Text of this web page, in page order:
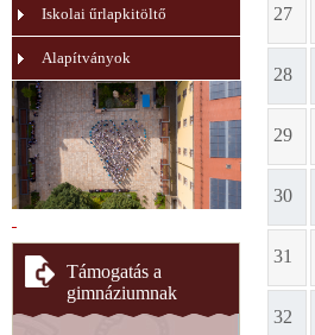
Iskolai űrlapkitöltő
Alapítványok
Támogatás a
gimnáziumnak
27
28
29
30
31
32